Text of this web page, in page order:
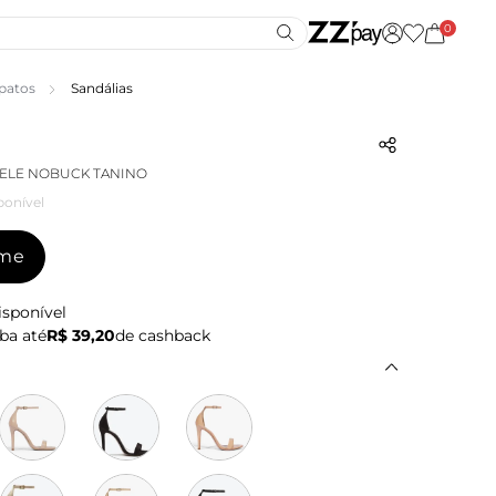
0
Sandálias
NOBUCK TANINO
atéR$ 39,20de cashback